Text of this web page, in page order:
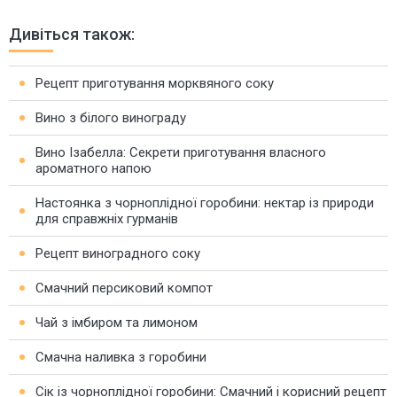
Дивіться також:
Рецепт приготування морквяного соку
Вино з білого винограду
Вино Ізабелла: Секрети приготування власного
ароматного напою
Настоянка з чорноплідної горобини: нектар із природи
для справжніх гурманів
Рецепт виноградного соку
Смачний персиковий компот
Чай з імбиром та лимоном
Смачна наливка з горобини
Сік із чорноплідної горобини: Смачний і корисний рецепт